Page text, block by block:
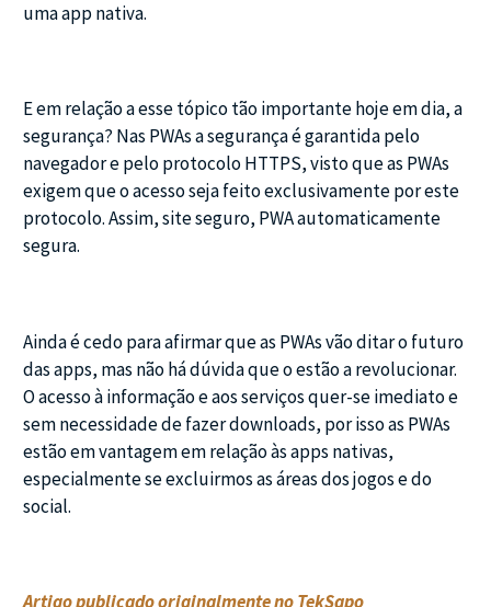
uma app nativa.
E em relação a esse tópico tão importante hoje em dia, a
segurança? Nas PWAs a segurança é garantida pelo
navegador e pelo protocolo HTTPS, visto que as PWAs
exigem que o acesso seja feito exclusivamente por este
protocolo. Assim, site seguro, PWA automaticamente
segura.
Ainda é cedo para afirmar que as PWAs vão ditar o futuro
das apps, mas não há dúvida que o estão a revolucionar.
O acesso à informação e aos serviços quer-se imediato e
sem necessidade de fazer downloads, por isso as PWAs
estão em vantagem em relação às apps nativas,
especialmente se excluirmos as áreas dos jogos e do
social.
Artigo publicado originalmente no TekSapo